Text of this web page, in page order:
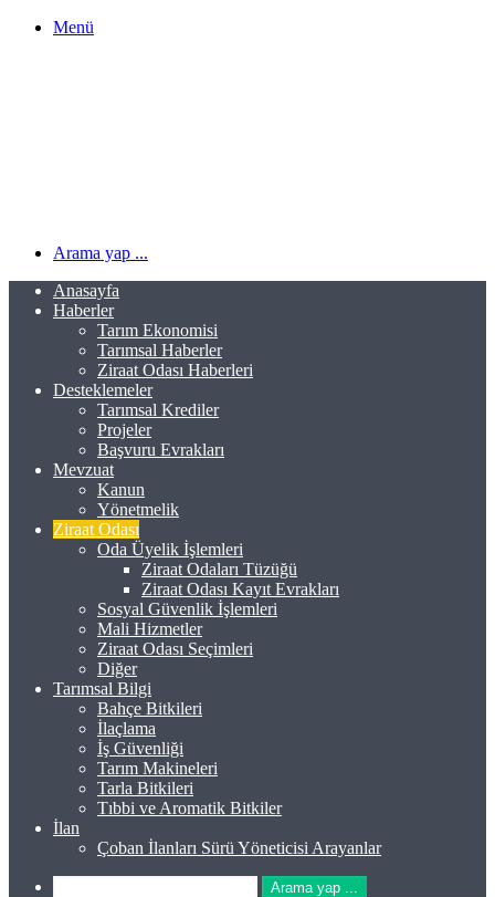
Menü
Arama yap ...
Anasayfa
Haberler
Tarım Ekonomisi
Tarımsal Haberler
Ziraat Odası Haberleri
Desteklemeler
Tarımsal Krediler
Projeler
Başvuru Evrakları
Mevzuat
Kanun
Yönetmelik
Ziraat Odası
Oda Üyelik İşlemleri
Ziraat Odaları Tüzüğü
Ziraat Odası Kayıt Evrakları
Sosyal Güvenlik İşlemleri
Mali Hizmetler
Ziraat Odası Seçimleri
Diğer
Tarımsal Bilgi
Bahçe Bitkileri
İlaçlama
İş Güvenliği
Tarım Makineleri
Tarla Bitkileri
Tıbbi ve Aromatik Bitkiler
İlan
Çoban İlanları Sürü Yöneticisi Arayanlar
Arama yap ...